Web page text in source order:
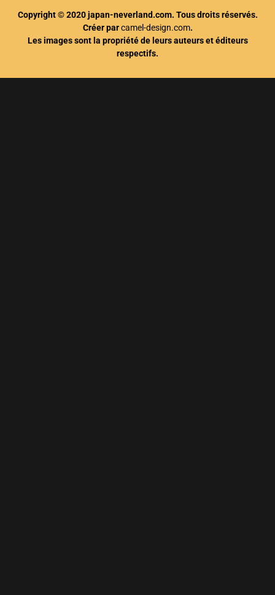
Copyright © 2020 japan-neverland.com. Tous droits réservés.
Créer parcamel-design.com.
Les images sont la propriété de leurs auteurs et éditeurs
respectifs.